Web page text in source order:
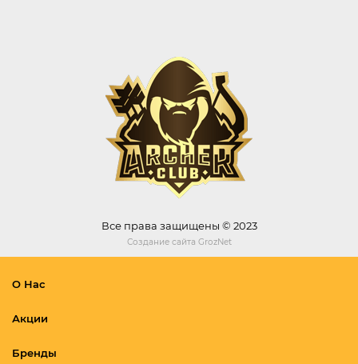
Все права защищены © 2023
Создание сайта GrozNet
О Нас
Акции
Бренды